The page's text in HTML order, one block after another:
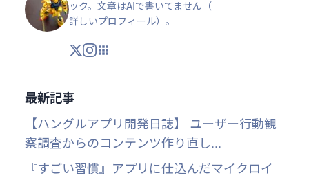
ック。文章はAIで書いてません（
詳しいプロフィール）。
X Instagram
アプリ・ツール
最新記事
【ハングルアプリ開発日誌】 ユーザー行動観
察調査からのコンテンツ作り直し...
『すごい習慣』アプリに仕込んだマイクロイ